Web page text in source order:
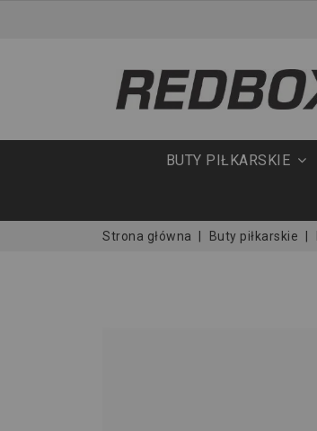
BUTY PIŁKARSKIE
Strona główna Buty piłkarskie